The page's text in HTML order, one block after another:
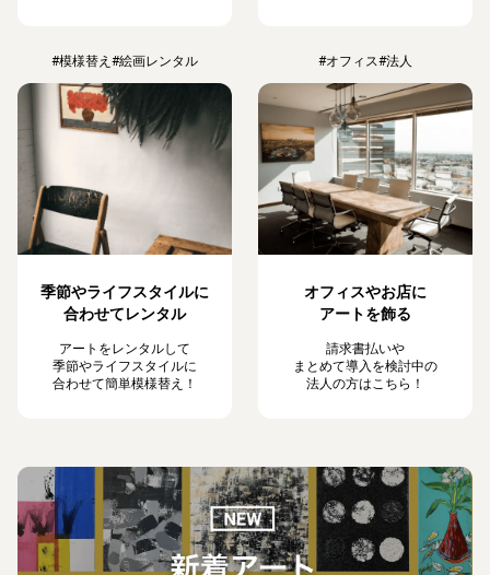
#模様替え #絵画レンタル
季節やライフスタイルに
合わせてレンタル
アートをレンタルして
季節やライフスタイルに
合わせて簡単模様替え！
#オフィス#法人
オフィスやお店に
アートを飾る
請求書払いや
まとめて導入を検討中の
法人の方はこちら！